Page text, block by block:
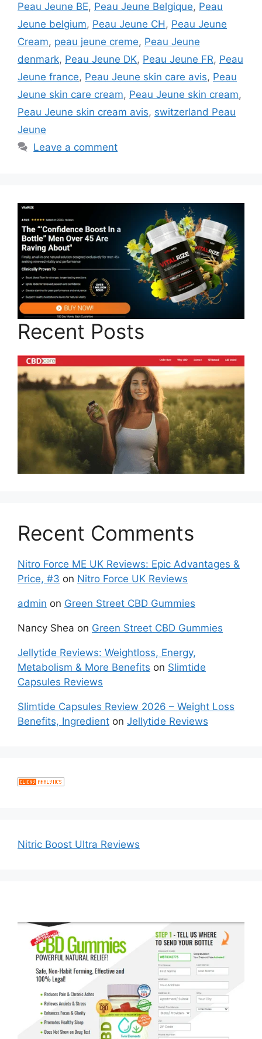
Peau Jeune BE, Peau Jeune Belgique, Peau
Jeune belgium, Peau Jeune CH, Peau Jeune
Cream, peau jeune creme, Peau Jeune
denmark, Peau Jeune DK, Peau Jeune FR, Peau
Jeune france, Peau Jeune skin care avis, Peau
Jeune skin care cream, Peau Jeune skin cream,
Peau Jeune skin cream avis, switzerland Peau
Jeune
Leave a comment
Recent Posts
Recent Comments
Nitro Force ME UK Reviews: Epic Advantages &
Price, #3 on Nitro Force UK Reviews
admin on Green Street CBD Gummies
Nancy Shea on Green Street CBD Gummies
Jellytide Reviews: Weightloss, Energy,
Metabolism & More Benefits on Slimtide
Capsules Reviews
Slimtide Capsules Review 2026 – Weight Loss
Benefits, Ingredient on Jellytide Reviews
Nitric Boost Ultra Reviews